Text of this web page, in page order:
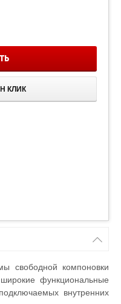
КЛИК
свободной компоновки
функциональные
внутренних